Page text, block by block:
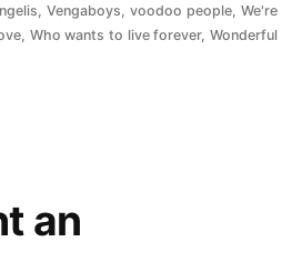
Vengaboys voodoo people We're
Who wants to live forever,Wonderful
an